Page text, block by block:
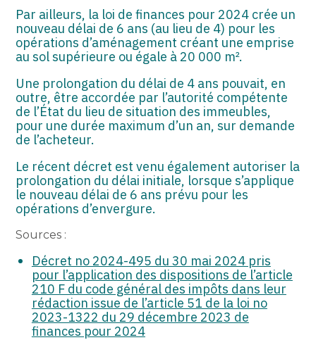
Par ailleurs, la loi de finances pour 2024 crée un
nouveau délai de 6 ans (au lieu de 4) pour les
opérations d’aménagement créant une emprise
au sol supérieure ou égale à 20 000 m².
Une prolongation du délai de 4 ans pouvait, en
outre, être accordée par l’autorité compétente
de l’État du lieu de situation des immeubles,
pour une durée maximum d’un an, sur demande
de l’acheteur.
Le récent décret est venu également autoriser la
prolongation du délai initiale, lorsque s’applique
le nouveau délai de 6 ans prévu pour les
opérations d’envergure.
Sources :
Décret no 2024-495 du 30 mai 2024 pris
pour l’application des dispositions de l’article
210 F du code général des impôts dans leur
rédaction issue de l’article 51 de la loi no
2023-1322 du 29 décembre 2023 de
finances pour 2024